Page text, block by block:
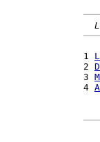
1
2
3
4